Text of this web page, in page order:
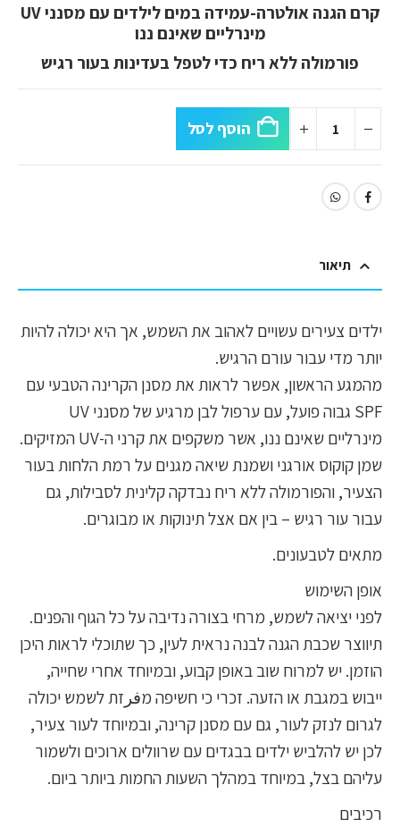
קרם הגנה אולטרה-עמידה במים לילדים עם מסנני UV
מינרליים שאינם ננו
פורמולה ללא ריח כדי לטפל בעדינות בעור רגיש
הוסף לסל
תיאור
ילדים צעירים עשויים לאהוב את השמש, אך היא יכולה להיות
יותר מדי עבור עורם הרגיש.
מהמגע הראשון, אפשר לראות את מסנן הקרינה הטבעי עם
SPF גבוה פועל, עם ערפול לבן מרגיע של מסנני UV
מינרליים שאינם ננו, אשר משקפים את קרני ה-UV המזיקים.
שמן קוקוס אורגני ושמנת שיאה מגנים על רמת הלחות בעור
הצעיר, והפורמולה ללא ריח נבדקה קלינית לסבילות, גם
עבור עור רגיש – בין אם אצל תינוקות או מבוגרים.
מתאים לטבעונים.
אופן השימוש
לפני יציאה לשמש, מרחי בצורה נדיבה על כל הגוף והפנים.
תיווצר שכבת הגנה לבנה נראית לעין, כך שתוכלי לראות היכן
הוזמן. יש למרוח שוב באופן קבוע, ובמיוחד אחרי שחייה,
ייבוש במגבת או הזעה. זכרי כי חשיפה מفرזת לשמש יכולה
לגרום לנזק לעור, גם עם מסנן קרינה, ובמיוחד לעור צעיר,
לכן יש להלביש ילדים בבגדים עם שרוולים ארוכים ולשמור
עליהם בצל, במיוחד במהלך השעות החמות ביותר ביום.
רכיבים